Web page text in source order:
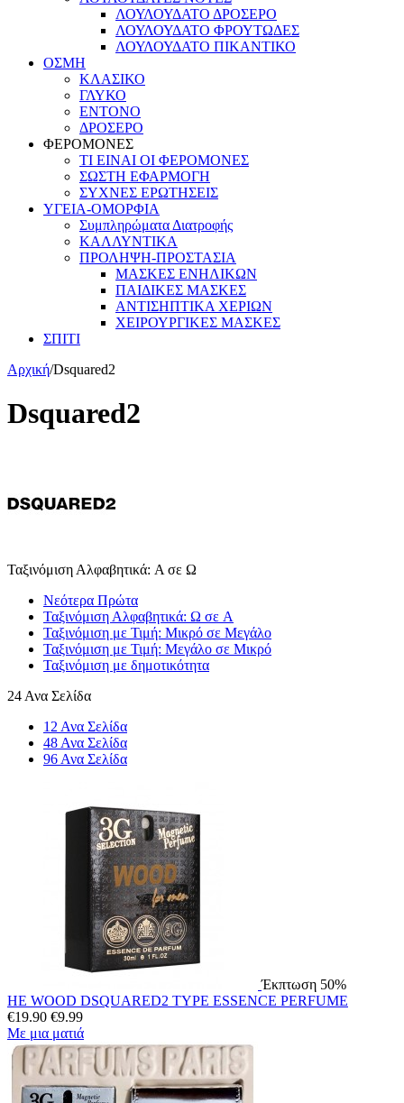
ΛΟΥΛΟΥΔΑΤΟ ΔΡΟΣΕΡΟ
ΛΟΥΛΟΥΔΑΤΟ ΦΡΟΥΤΩΔΕΣ
ΛΟΥΛΟΥΔΑΤΟ ΠΙΚΑΝΤΙΚΟ
ΟΣΜΗ
ΚΛΑΣΙΚΟ
ΓΛΥΚΟ
ΕΝΤΟΝΟ
ΔΡΟΣΕΡΟ
ΦΕΡΟΜΟΝΕΣ
ΤΙ ΕΙΝΑΙ ΟΙ ΦΕΡΟΜΟΝΕΣ
ΣΩΣΤΗ ΕΦΑΡΜΟΓΗ
ΣΥΧΝΕΣ ΕΡΩΤΗΣΕΙΣ
ΥΓΕΙΑ-ΟΜΟΡΦΙΑ
Συμπληρώματα Διατροφής
ΚΑΛΛΥΝΤΙΚΑ
ΠΡΟΛΗΨΗ-ΠΡΟΣΤΑΣΙΑ
ΜΑΣΚΕΣ ΕΝΗΛΙΚΩΝ
ΠΑΙΔΙΚΕΣ ΜΑΣΚΕΣ
ΑΝΤΙΣΗΠΤΙΚΑ ΧΕΡΙΩΝ
ΧΕΙΡΟΥΡΓΙΚΕΣ ΜΑΣΚΕΣ
ΣΠΙΤΙ
Αρχική/Dsquared2
Dsquared2
Ταξινόμιση Αλφαβητικά: A σε Ω
Νεότερα Πρώτα
Ταξινόμιση Αλφαβητικά: Ω σε A
Ταξινόμιση με Τιμή: Μικρό σε Μεγάλο
Ταξινόμιση με Τιμή: Μεγάλο σε Μικρό
Ταξινόμιση με δημοτικότητα
24 Ανα Σελίδα
12 Ανα Σελίδα
48 Ανα Σελίδα
96 Ανα Σελίδα
Έκπτωση 50%
HE WOOD DSQUARED2 TYPE ESSENCE PERFUME
€19.90 €9.99
Με μια ματιά